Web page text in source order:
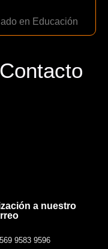
en Educación
a nuestro
9583 9596